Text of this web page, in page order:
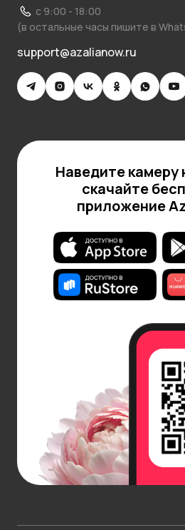
с 9:00 - 18:00
(в остальные часы пишите в
support@azalianow.ru
Наведите камеру
скачайте
приложение